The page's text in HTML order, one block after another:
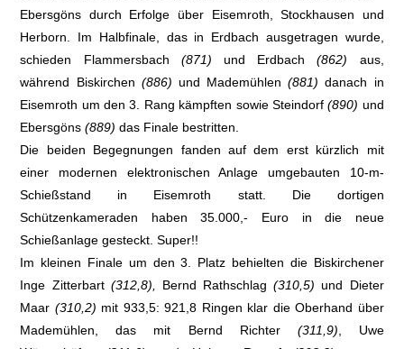
Ebersgöns durch Erfolge über Eisemroth, Stockhausen und
Herborn. Im Halbfinale, das in Erdbach ausgetragen wurde,
schieden Flammersbach (871) und Erdbach(862) aus,
während Biskirchen (886) und Mademühlen(881) danach in
Eisemroth um den 3. Rang kämpften sowie Steindorf(890) und
Ebersgöns(889) das Finale bestritten.
Die beiden Begegnungen fanden auf dem erst kürzlich mit
einer modernen elektronischen Anlage umgebauten 10-m-
Schießstand in Eisemroth statt. Die dortigen
Schützenkameraden haben 35.000,- Euro in die neue
Schießanlage gesteckt. Super!!
Im kleinen Finale um den 3. Platz behielten die Biskirchener
Inge Zitterbart (312,8), Bernd Rathschlag (310,5)und Dieter
Maar (310,2) mit 933,5: 921,8 Ringen klar die Oberhand über
Mademühlen, das mit Bernd Richter(311,9) , Uwe